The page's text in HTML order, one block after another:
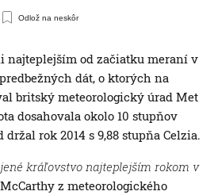
Odlož na neskôr
najteplejším od začiatku meraní v
dát, o ktorých na
britský meteorologický úrad Met
dosahovala okolo 10 stupňov
rok 2014 s 9,88 stupňa Celzia.
kráľovstvo najteplejším rokom v
z meteorologického